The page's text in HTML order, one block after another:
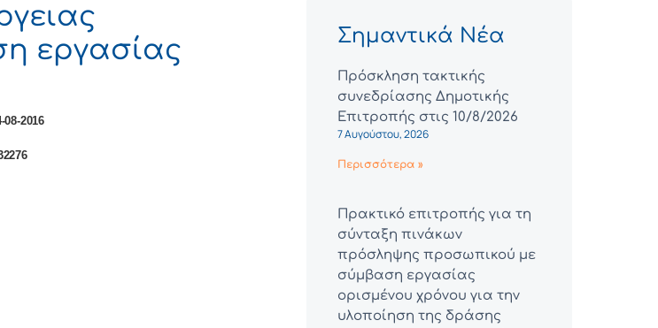
εργασίας
Σημαντικά Νέα
Πρόσκληση τακτικής
συνεδρίασης Δημοτικής
Επιτροπής στις 10/8/2026
7 Αυγούστου, 2026
Περισσότερα »
Πρακτικό επιτροπής για τη
σύνταξη πινάκων
πρόσληψης προσωπικού με
σύμβαση εργασίας
ορισμένου χρόνου για την
υλοποίηση της δράσης